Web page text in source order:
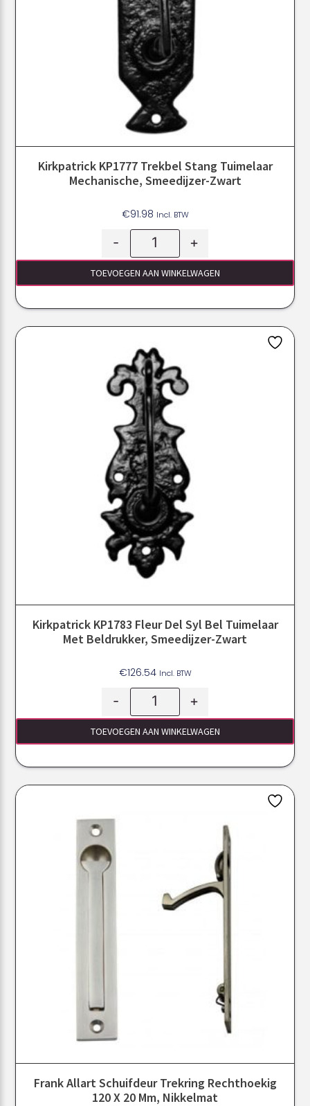
Kirkpatrick KP1777 Trekbel Stang Tuimelaar
Mechanische, Smeedijzer-Zwart
€91.98 Incl. BTW
- +
TOEVOEGEN AAN WINKELWAGEN
Kirkpatrick KP1783 Fleur Del Syl Bel Tuimelaar
Met Beldrukker, Smeedijzer-Zwart
€126.54 Incl. BTW
- +
TOEVOEGEN AAN WINKELWAGEN
Frank Allart Schuifdeur Trekring Rechthoekig
120 X 20 Mm, Nikkelmat